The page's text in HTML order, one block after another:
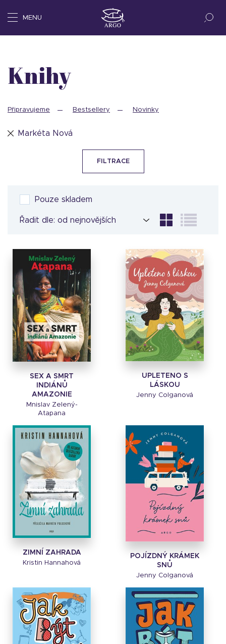
MENU
Knihy
Připravujeme Bestsellery Novinky
Markéta Nová
FILTRACE
Pouze skladem
Řadit dle:
SEX A SMRT
INDIÁNŮ
AMAZONIE
Mnislav Zelený-
Atapana
UPLETENO S
LÁSKOU
Jenny Colganová
ZIMNÍ ZAHRADA
Kristin Hannahová
POJÍZDNÝ KRÁMEK
SNŮ
Jenny Colganová